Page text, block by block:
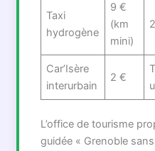
Taxi
hydrogène
9 €
(km
mini)
Car’Isère
interurbain
2 €
L’office de tourisme
guidée « Grenoble